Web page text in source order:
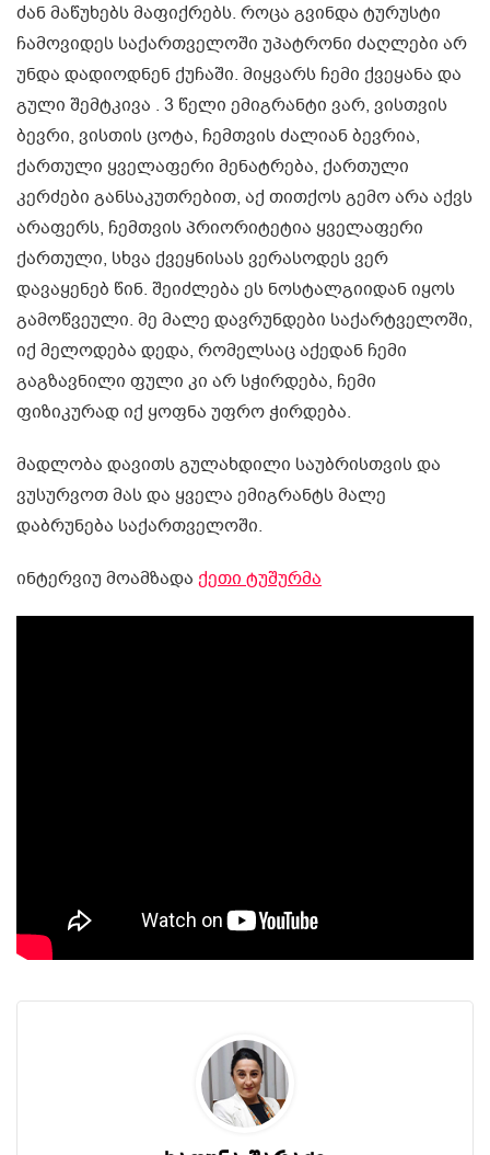
ძან მაწუხებს მაფიქრებს. როცა გვინდა ტურუსტი
ჩამოვიდეს საქართველოში უპატრონი ძაღლები არ
უნდა დადიოდნენ ქუჩაში. მიყვარს ჩემი ქვეყანა და
გული შემტკივა . 3 წელი ემიგრანტი ვარ, ვისთვის
ბევრი, ვისთის ცოტა, ჩემთვის ძალიან ბევრია,
ქართული ყველაფერი მენატრება, ქართული
კერძები განსაკუთრებით, აქ თითქოს გემო არა აქვს
არაფერს, ჩემთვის პრიორიტეტია ყველაფერი
ქართული, სხვა ქვეყნისას ვერასოდეს ვერ
დავაყენებ წინ. შეიძლება ეს ნოსტალგიიდან იყოს
გამოწვეული. მე მალე დავრუნდები საქარტველოში,
იქ მელოდება დედა, რომელსაც აქედან ჩემი
გაგზავნილი ფული კი არ სჭირდება, ჩემი
ფიზიკურად იქ ყოფნა უფრო ჭირდება.
მადლობა დავითს გულახდილი საუბრისთვის და
ვუსურვოთ მას და ყველა ემიგრანტს მალე
დაბრუნება საქართველოში.
ინტერვიუ მოამზადა ქეთი ტუშურმა